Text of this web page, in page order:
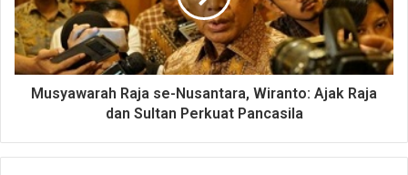
Musyawarah Raja se-Nusantara, Wiranto: Ajak Raja
dan Sultan Perkuat Pancasila